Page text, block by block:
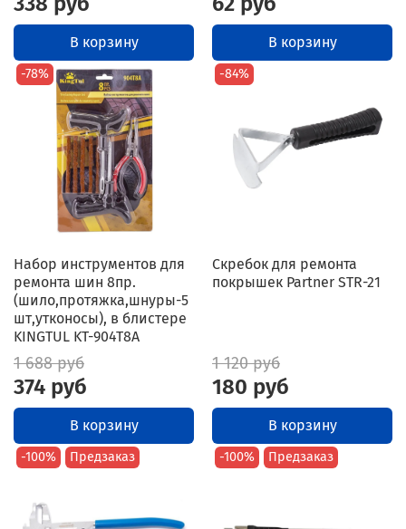
В корзину В корзину
-78%
Набор инструментов для
ремонта шин 8пр.
(шило,протяжка,шнуры-5
шт,утконосы), в блистере
KINGTUL KT-904T8A
1 688 руб
374 руб
В корзину
-84%
Скребок для ремонта
покрышек Partner STR-21
1 120 руб
180 руб
В корзину
-100% Предзаказ -100% Предзаказ